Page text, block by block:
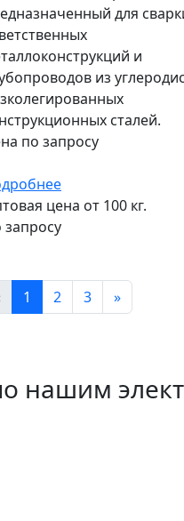
для
и
из
сталей.
по запросу
цена от 100 кг.
запросу
1 2 3 »
нашим